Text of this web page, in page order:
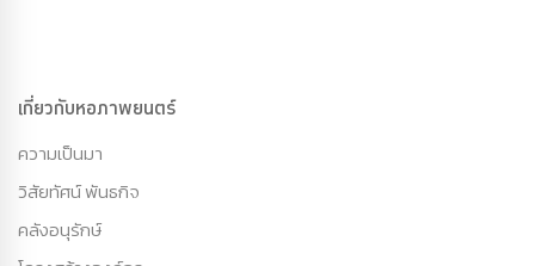
เกี่ยวกับหอภาพยนตร์
ความเป็นมา
วิสัยทัศน์ พันธกิจ
คลังอนุรักษ์